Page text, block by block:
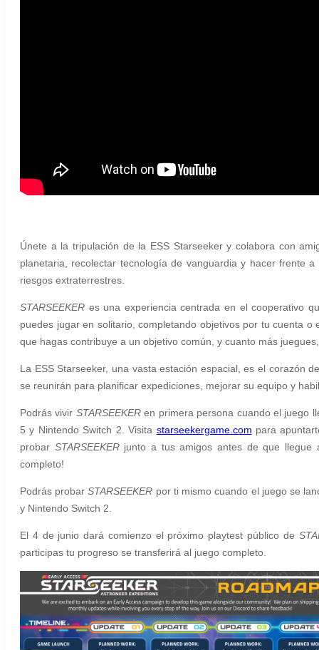
Únete a la tripulación de la ESS Starseeker y colabora con
planetaria, recolectar tecnología de vanguardia y hacer frente
riesgos extraterrestres.
STARSEEKER es una experiencia centrada en el cooperativo
puedes jugar en solitario, completando objetivos por tu cuenta
que hagas contribuye a un objetivo común, y cuanto más
La ESS Starseeker, una vasta estación espacial, es el corazón
se reunirán para planificar expediciones, mejorar su equipo y
Podrás vivir STARSEEKERen primera persona cuando el juego
5 y Nintendo Switch 2 . Visita starseekergame.com para
probar STARSEEKERjunto a tus amigos antes de que llegue
completo!
Podrás probarSTARSEEKER por ti mismo cuando el juego se
y Nintendo Switch 2.
El 4 de junio dará comienzo el próximo playtest público de
participas tu progreso se transferirá al juego completo.